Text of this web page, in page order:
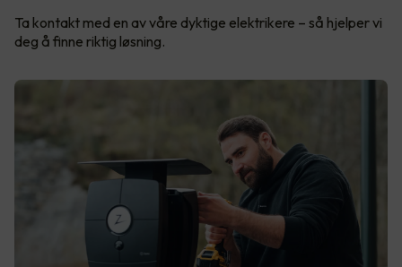
Ta kontakt med en av våre dyktige elektrikere – så hjelper vi
deg å finne riktig løsning.